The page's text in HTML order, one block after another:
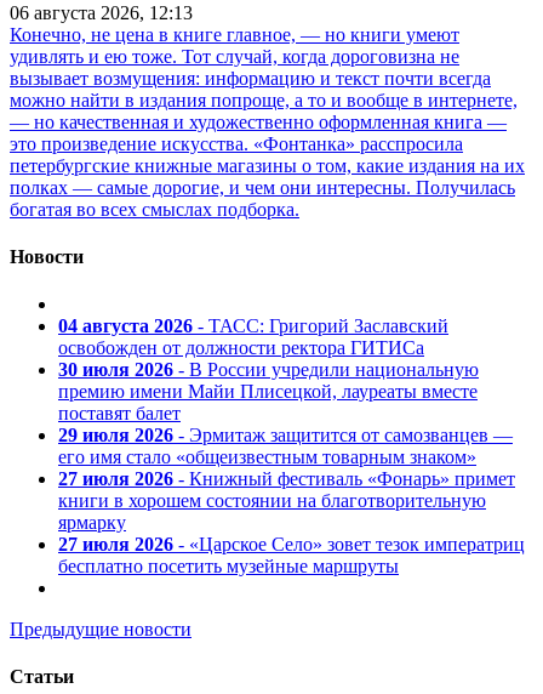
06 августа 2026, 12:13
Конечно, не цена в книге главное, — но книги умеют
удивлять и ею тоже. Тот случай, когда дороговизна не
вызывает возмущения: информацию и текст почти всегда
можно найти в издания попроще, а то и вообще в интернете,
— но качественная и художественно оформленная книга —
это произведение искусства. «Фонтанка» расспросила
петербургские книжные магазины о том, какие издания на их
полках — самые дорогие, и чем они интересны. Получилась
богатая во всех смыслах подборка.
Новости
04 августа 2026 - ТАСС: Григорий Заславский
освобожден от должности ректора ГИТИСа
30 июля 2026 - В России учредили национальную
премию имени Майи Плисецкой, лауреаты вместе
поставят балет
29 июля 2026 - Эрмитаж защитится от самозванцев —
его имя стало «общеизвестным товарным знаком»
27 июля 2026 - Книжный фестиваль «Фонарь» примет
книги в хорошем состоянии на благотворительную
ярмарку
27 июля 2026 - «Царское Село» зовет тезок императриц
бесплатно посетить музейные маршруты
Предыдущие новости
Статьи